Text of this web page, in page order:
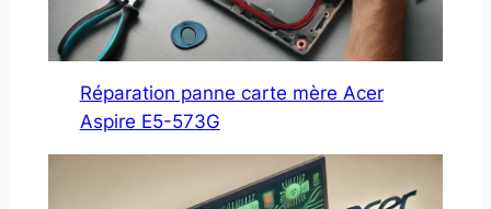
Réparation panne carte mère Acer
Aspire E5-573G